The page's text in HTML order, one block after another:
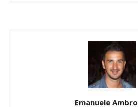
Emanuele